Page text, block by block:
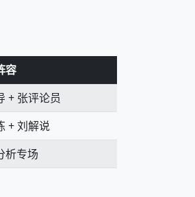
容
+ 张评论员
+ 刘解说
析专场